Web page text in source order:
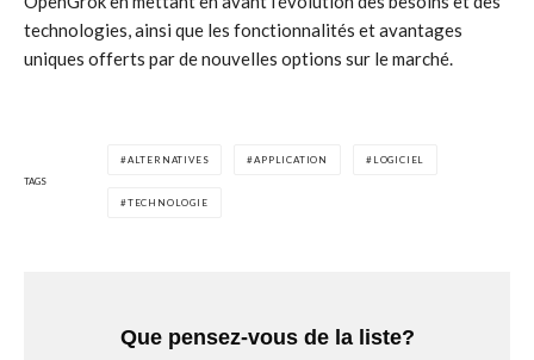
technologies, ainsi que les fonctionnalités et avantages
uniques offerts par de nouvelles options sur le marché.
TAGS
ALTERNATIVES APPLICATION LOGICIEL
TECHNOLOGIE
Que pensez-vous de la liste?